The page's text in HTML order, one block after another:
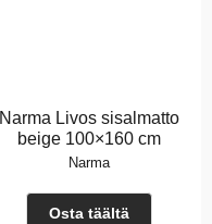
Narma Livos sisalmatto
beige 100×160 cm
Narma
Osta täältä